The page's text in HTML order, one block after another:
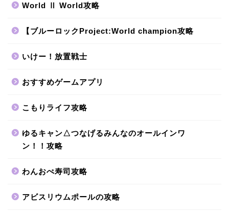
World Ⅱ World攻略
【ブルーロックProject:World champion攻略
いけー！放置戦士
おすすめゲームアプリ
こもりライフ攻略
ゆるキャン△つなげるみんなのオールインワ
ン！！攻略
わんおぺ寿司攻略
アビスリウムポールの攻略